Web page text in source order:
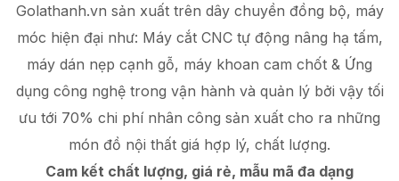
Golathanh.vn sản xuất trên dây chuyền đồng bộ, máy
móc hiện đại như: Máy cắt CNC tự động nâng hạ tấm,
máy dán nẹp cạnh gỗ, máy khoan cam chốt & Ứng
dụng công nghệ trong vận hành và quản lý bởi vậy tối
ưu tới 70% chi phí nhân công sản xuất cho ra những
món đồ nội thất giá hợp lý, chất lượng.
Cam kết chất lượng, giá rẻ, mẫu mã đa dạng